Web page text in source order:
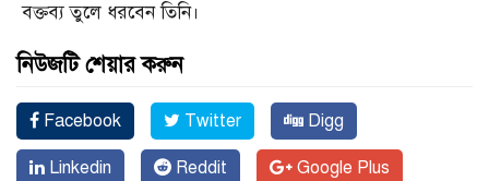
বক্তব্য তুলে ধরবেন তিনি।
নিউজটি শেয়ার করুন
Facebook Twitter Digg
Linkedin Reddit Google Plus